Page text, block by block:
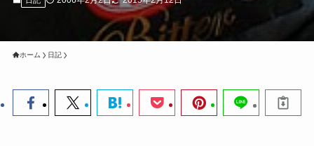
ホーム 日記